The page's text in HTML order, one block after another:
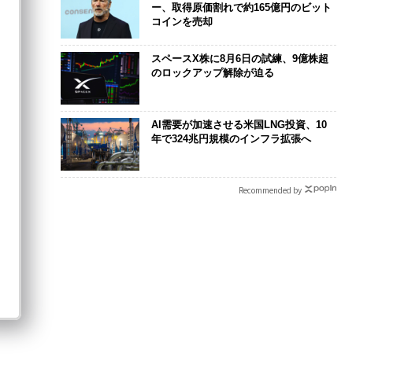
ー、取得原価割れで約165億円のビット
コインを売却
スペースX株に8月6日の試練、9億株超
のロックアップ解除が迫る
AI需要が加速させる米国LNG投資、10
年で324兆円規模のインフラ拡張へ
Recommended by